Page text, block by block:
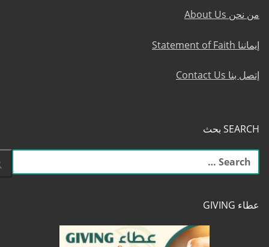
من نحن About Us
إيماننا Statement of Faith
إتصل بنا Contact Us
SEARCH بحث
البحث
عن:
عطاء GIVING